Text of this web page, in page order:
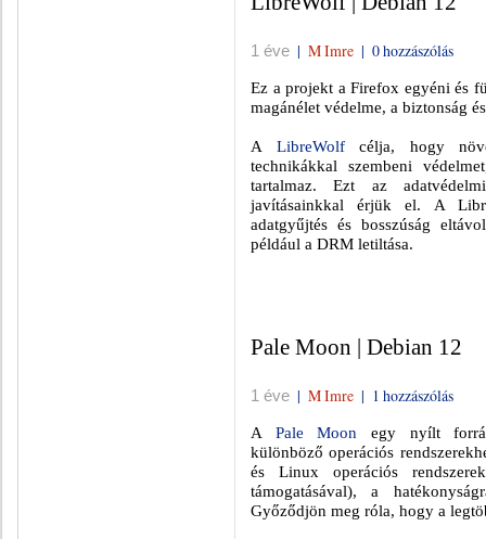
1 éve | M Imre | 0 hozzászólás
Ez a projekt a Firefox egyéni és
magánélet védelme, a biztonság
A LibreWolfcélja, hogy
technikákkal szembeni
tartalmaz. Ezt az
javításainkkal érjük el. A
adatgyűjtés és bosszúság
például a DRM letiltása.
Pale Moon | Debian 12
1 éve | M Imre | 1 hozzászólás
A Pale Moon egy nyílt
különböző operációs
és Linux operációs
támogatásával), a
Győződjön meg róla, hogy a